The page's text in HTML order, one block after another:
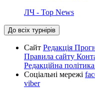
ЛЧ - Top News
До всіх турнірів
Сайт Редакція
Правила сайту
Редакційна політика
Соціальні мережі
viber